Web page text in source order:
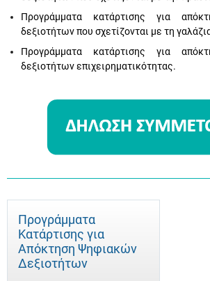
Προγράμματα κατάρτισης για
δεξιοτήτων που σχετίζονται με τη
Προγράμματα κατάρτισης για
δεξιοτήτων επιχειρηματικότητας.
Προγράμματα
Κατάρτισης για
Απόκτηση Ψηφιακών
Δεξιοτήτων